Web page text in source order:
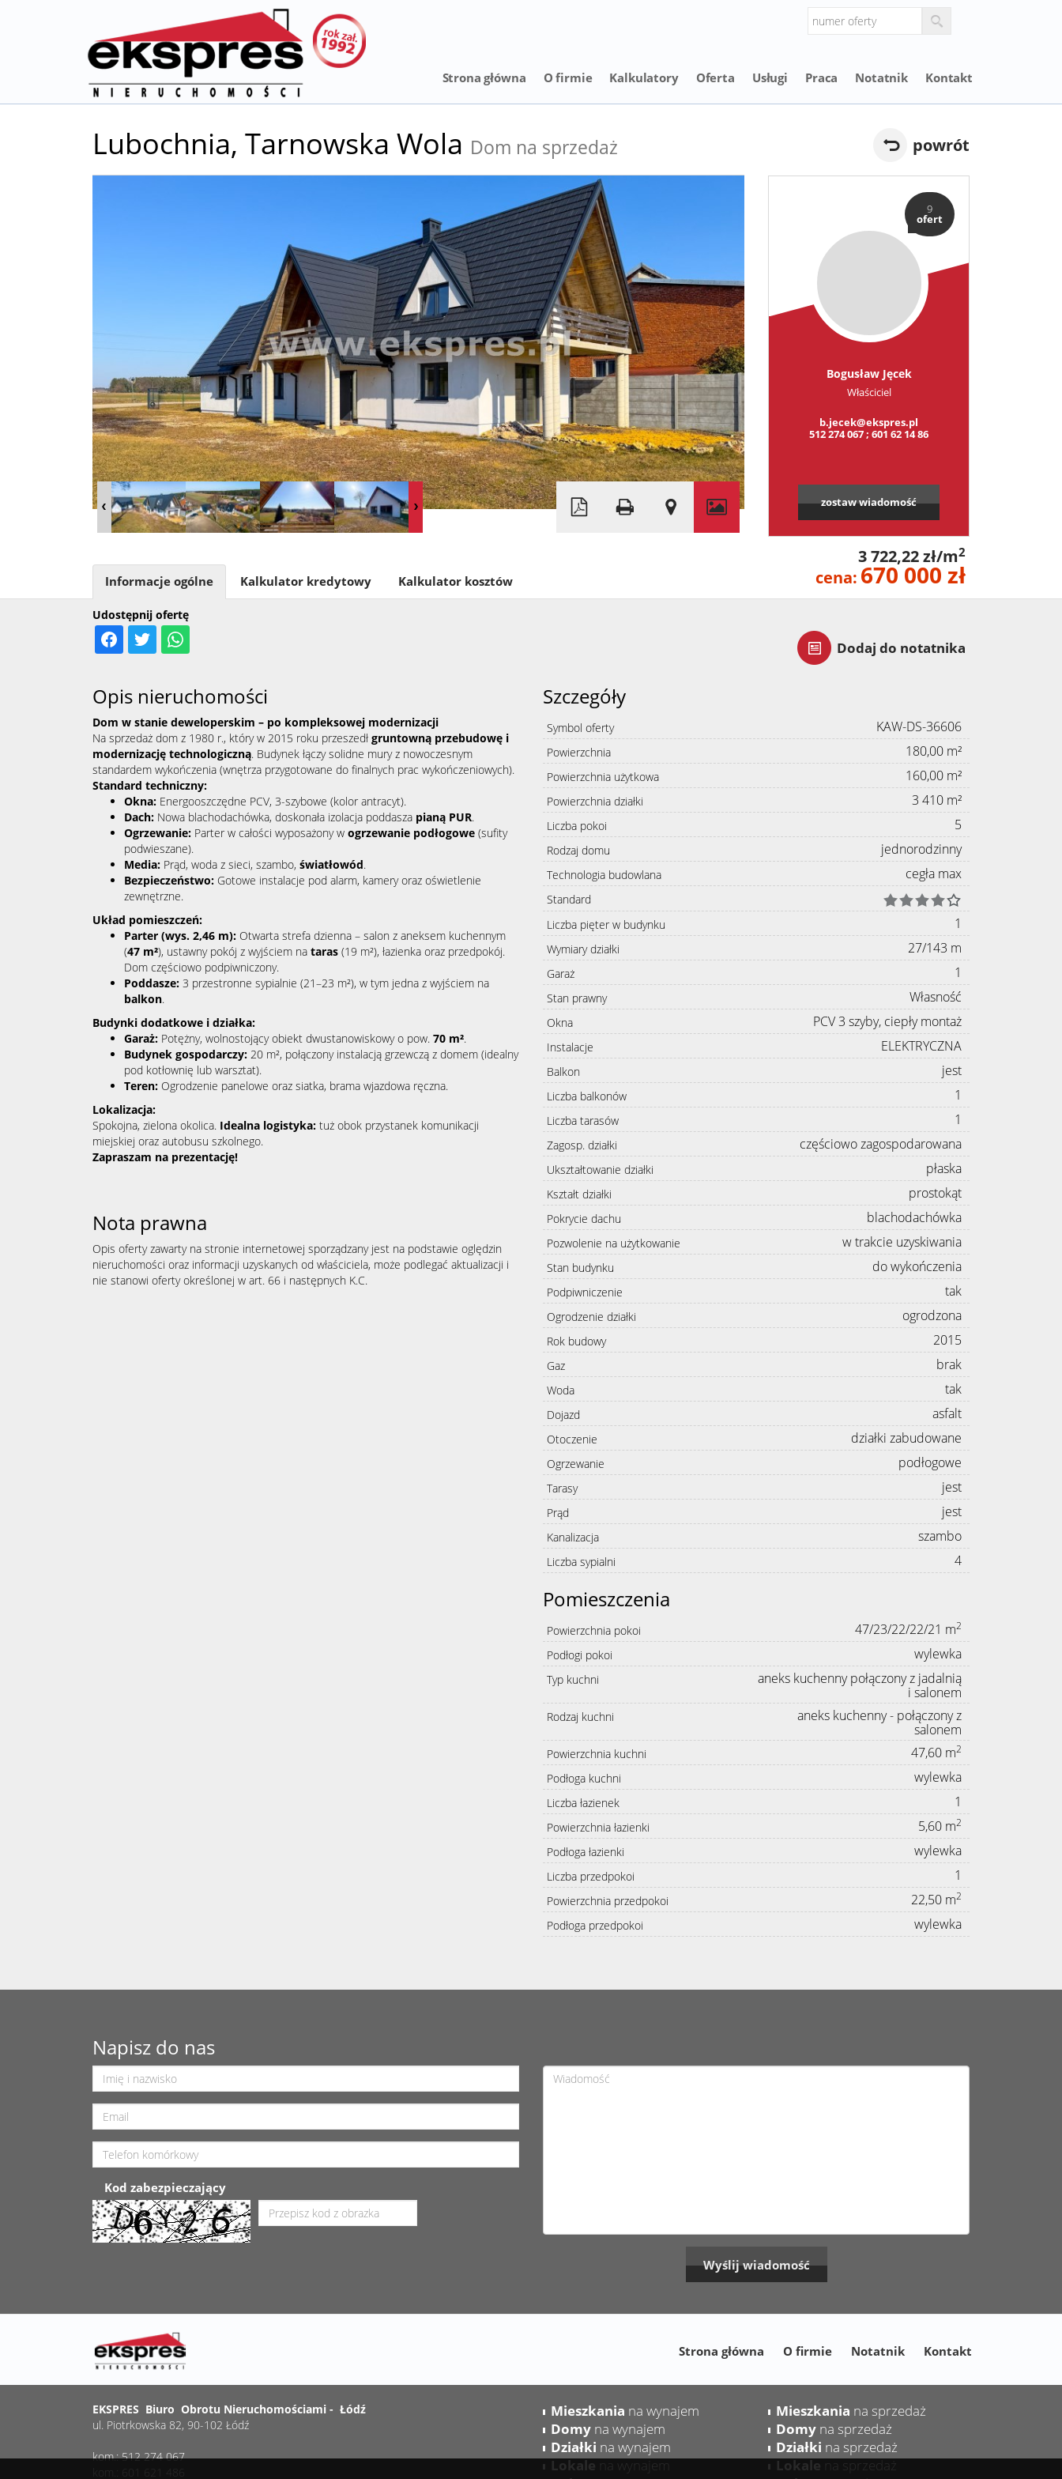
Strona główna O firmie Kalkulatory Oferta Usługi Praca Notatnik Kontakt
Lubochnia, Tarnowska Wola Dom na sprzedaż powrót
©OpenStreetMap contributors
9
ofert
Bogusław Jęcek
Właściciel
b.jecek@ekspres.pl
512 274 067 ; 601 62 14 86
zostaw wiadomość
3 722,22 zł/m2
cena: 670 000 zł
Dodaj do notatnika
Udostępnij ofertę
Informacje ogólne Kalkulator kredytowy Kalkulator kosztów
Opis nieruchomości
Dom w stanie deweloperskim – po kompleksowej modernizacji
Na sprzedaż dom z 1980 r., który w 2015 roku przeszedł gruntowną przebudowę i
modernizację technologiczną. Budynek łączy solidne mury z nowoczesnym
standardem wykończenia (wnętrza przygotowane do finalnych prac wykończeniowych).
Standard techniczny:
Okna: Energooszczędne PCV, 3-szybowe (kolor antracyt).
Dach: Nowa blachodachówka, doskonała izolacja poddasza pianą PUR.
Ogrzewanie: Parter w całości wyposażony w ogrzewanie podłogowe (sufity
podwieszane).
Media: Prąd, woda z sieci, szambo, światłowód.
Bezpieczeństwo: Gotowe instalacje pod alarm, kamery oraz oświetlenie
zewnętrzne.
Układ pomieszczeń:
Parter (wys. 2,46 m): Otwarta strefa dzienna – salon z aneksem kuchennym
(47 m²), ustawny pokój z wyjściem na taras (19 m²), łazienka oraz przedpokój.
Dom częściowo podpiwniczony.
Poddasze: 3 przestronne sypialnie (21–23 m²), w tym jedna z wyjściem na
balkon.
Budynki dodatkowe i działka:
Garaż: Potężny, wolnostojący obiekt dwustanowiskowy o pow. 70 m².
Budynek gospodarczy: 20 m², połączony instalacją grzewczą z domem (idealny
pod kotłownię lub warsztat).
Teren: Ogrodzenie panelowe oraz siatka, brama wjazdowa ręczna.
Lokalizacja:
Spokojna, zielona okolica. Idealna logistyka: tuż obok przystanek komunikacji
miejskiej oraz autobusu szkolnego.
Zapraszam na prezentację!
Nota prawna
Opis oferty zawarty na stronie internetowej sporządzany jest na podstawie oględzin
nieruchomości oraz informacji uzyskanych od właściciela, może podlegać aktualizacji i
nie stanowi oferty określonej w art. 66 i następnych K.C.
Szczegóły
Symbol oferty KAW-DS-36606
Powierzchnia 180,00 m²
Powierzchnia użytkowa 160,00 m²
Powierzchnia działki 3 410 m²
Liczba pokoi 5
Rodzaj domu jednorodzinny
Technologia budowlana cegła max
Standard
Liczba pięter w budynku
1
Wymiary działki 27/143 m
Garaż 1
Stan prawny Własność
Okna PCV 3 szyby, ciepły montaż
Instalacje ELEKTRYCZNA
Balkon jest
Liczba balkonów 1
Liczba tarasów 1
Zagosp. działki częściowo zagospodarowana
Ukształtowanie działki płaska
Kształt działki prostokąt
Pokrycie dachu blachodachówka
Pozwolenie na użytkowanie w trakcie uzyskiwania
Stan budynku do wykończenia
Podpiwniczenie tak
Ogrodzenie działki ogrodzona
Rok budowy 2015
Gaz brak
Woda tak
Dojazd asfalt
Otoczenie działki zabudowane
Ogrzewanie podłogowe
Tarasy jest
Prąd jest
Kanalizacja szambo
Liczba sypialni 4
Pomieszczenia
Powierzchnia pokoi 47/23/22/22/21 m2
Podłogi pokoi wylewka
Typ kuchni
aneks kuchenny połączony z jadalnią
i salonem
Rodzaj kuchni
aneks kuchenny - połączony z
salonem
Powierzchnia kuchni 47,60 m2
Podłoga kuchni wylewka
Liczba łazienek 1
Powierzchnia łazienki 5,60 m2
Podłoga łazienki wylewka
Liczba przedpokoi 1
Powierzchnia przedpokoi 22,50 m2
Podłoga przedpokoi wylewka
Napisz do nas
Kod zabezpieczający
Strona główna O firmie Notatnik Kontakt
EKSPRES Biuro Obrotu Nieruchomościami - Łódź
ul. Piotrkowska 82, 90-102 Łódź
kom.: 512 274 067
Mieszkania na wynajem
Domy na wynajem
Działki na wynajem
Lokale na wynajem
Mieszkania na sprzedaż
Domy na sprzedaż
Działki na sprzedaż
Lokale na sprzedaż